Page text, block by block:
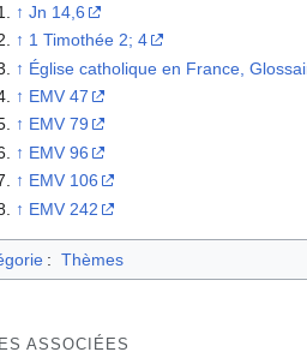
révélé"
↑ Jn 14,6
↑ 1 Timothée 2; 4
↑ Église catholique en France,
↑ EMV 47
↑ EMV 79
↑ EMV 96
↑ EMV 106
↑ EMV 242
: Thèmes
ASSOCIÉES